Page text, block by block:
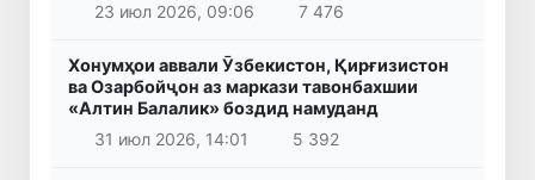
23 июл 2026, 09:06
7 476
Хонумҳои аввали Ӯзбекистон, Қирғизистон
ва Озарбойҷон аз маркази тавонбахшии
«Алтин Балалик» боздид намуданд
31 июл 2026, 14:01
5 392